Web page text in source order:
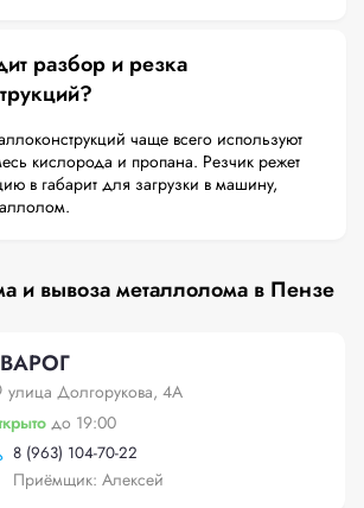
разбор и резка
чаще всего используют
кислорода и пропана. Резчик режет
в габарит для загрузки в машину,
и вывоза металлолома в Пензе
улица Долгорукова, 4А
до 19:00
8 (963) 104-70-22
Приёмщик: Алексей